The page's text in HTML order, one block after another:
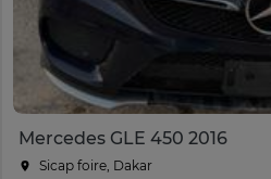
Mercedes GLE 450 2016
Sicap foire, Dakar